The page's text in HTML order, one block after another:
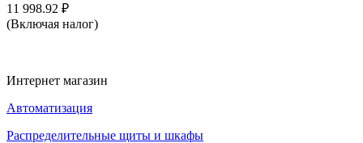
11 998.92 ₽
(Включая налог)
Интернет магазин
Автоматизация
Распределительные щиты и шкафы